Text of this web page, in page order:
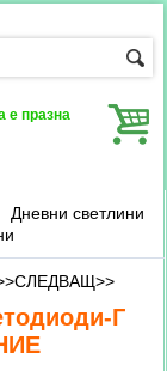
е празна
Дневни светлини
Г